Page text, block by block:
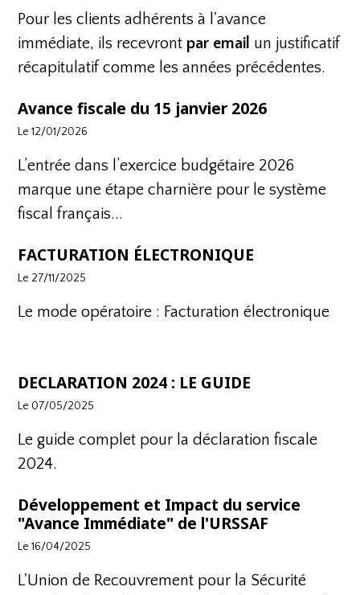
Pour les clients adhérents à l'avance
immédiate, ils recevront par email un justificatif
récapitulatif comme les années précédentes.
Avance fiscale du 15 janvier 2026
Le 12/01/2026
L’entrée dans l’exercice budgétaire 2026
marque une étape charnière pour le système
fiscal français...
FACTURATION ÉLECTRONIQUE
Le 27/11/2025
Le mode opératoire : Facturation électronique
DECLARATION 2024 : LE GUIDE
Le 07/05/2025
Le guide complet pour la déclaration fiscale
2024.
Développement et Impact du service
"Avance Immédiate" de l'URSSAF
Le 16/04/2025
L'Union de Recouvrement pour la Sécurité